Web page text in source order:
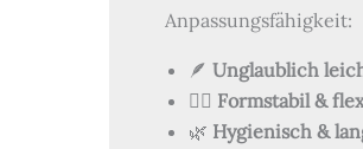
Anpassungsfähigkeit:
🪶 Unglaublich
🧘‍♀️ Formstabil &
🌿 Hygienisch &